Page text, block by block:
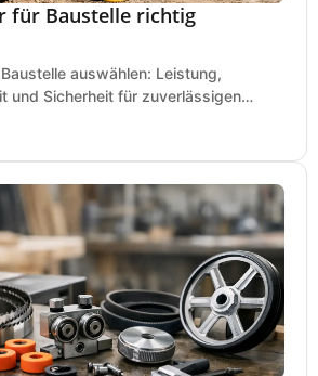
für Baustelle richtig
auswählen: Leistung,
und Sicherheit für zuverlässigen